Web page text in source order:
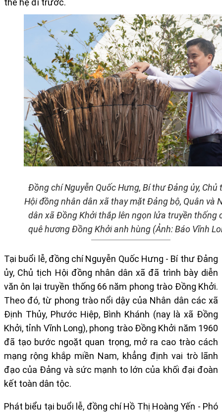
Đồng chí Nguyễn Quốc Hưng, Bí thư Đảng ủy, Chủ
Hội đồng nhân dân xã thay mặt Đảng bộ, Quân và
dân xã Đồng Khởi thắp lên ngọn lửa truyền thống
quê hương Đồng Khởi anh hùng (Ảnh: Báo Vĩnh
Tại buổi lễ, đồng chí Nguyễn Quốc Hưng - Bí thư Đảng
ủy, Chủ tịch Hội đồng nhân dân xã đã trình bày diễn
văn ôn lại truyền thống 66 năm phong trào Đồng Khởi.
Theo đó, từ phong trào nổi dậy của Nhân dân các xã
Định Thủy, Phước Hiệp, Bình Khánh (nay là xã Đồng
Khởi, tỉnh Vĩnh Long), phong trào Đồng Khởi năm 1960
đã tạo bước ngoặt quan trọng, mở ra cao trào cách
mạng rộng khắp miền Nam, khẳng định vai trò lãnh
đạo của Đảng và sức mạnh to lớn của khối đại đoàn
kết toàn dân tộc.
Phát biểu tại buổi lễ, đồng chí Hồ Thị Hoàng Yến - Phó